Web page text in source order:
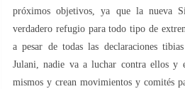
próximos objetivos, ya que la nueva
verdadero refugio para todo tipo de
a pesar de todas las declaraciones
Julani, nadie va a luchar contra ellos y
mismos y crean movimientos y comités